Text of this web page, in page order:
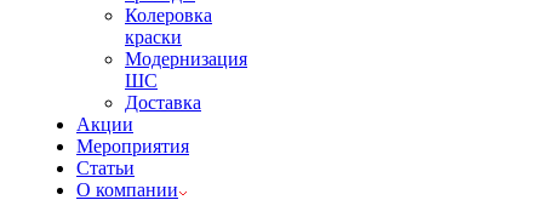
Колеровка
краски
Модернизация
ШС
Доставка
Акции
Мероприятия
Статьи
О компании